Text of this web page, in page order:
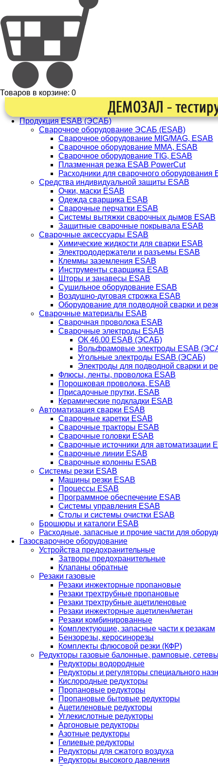
Товаров в корзине: 0
Продукция ESAB (ЭСАБ)
Сварочное оборудование ЭСАБ (ESAB)
Сварочное оборудование MIG/MAG, ESAB
Сварочное оборудование ММА, ESAB
Сварочное оборудование TIG, ESAB
Плазменная резка ESAB PowerCut
Расходники для сварочного оборудования
Средства индивидуальной защиты ESAB
Очки, маски ESAB
Одежда сварщика ESAB
Сварочные перчатки ESAB
Системы вытяжки сварочных дымов ESAB
Защитные сварочные покрывала ESAB
Сварочные аксессуары ESAB
Химические жидкости для сварки ESAB
Электрододержатели и разъемы ESAB
Клеммы заземления ESAB
Инструменты сварщика ESAB
Шторы и занавесы ESAB
Сушильное оборудование ESAB
Воздушно-дуговая строжка ESAB
Оборудование для подводной сварки и
Сварочные материалы ESAB
Сварочная проволока ESAB
Сварочные электроды ESAB
ОК 46.00 ESAB (ЭСАБ)
Вольфрамовые электроды ESAB
Угольные электроды ESAB (ЭСАБ)
Электроды для подводной сварки и
Флюсы, ленты, проволока ESAB
Порошковая проволока, ESAB
Присадочные прутки, ESAB
Керамические подкладки ESAB
Автоматизация сварки ESAB
Сварочные каретки ESAB
Сварочные тракторы ESAB
Сварочные головки ESAB
Сварочные источники для автоматизации
Сварочные линии ESAB
Сварочные колонны ESAB
Системы резки ESAB
Машины резки ESAB
Процессы ESAB
Программное обеспечение ESAB
Системы управления ESAB
Столы и системы очистки ESAB
Брошюры и каталоги ESAB
Расходные, запасные и прочие части для
Газосварочное оборудование
Устройства предохранительные
Затворы предохранительные
Клапаны обратные
Резаки газовые
Резаки инжекторные пропановые
Резаки трехтрубные пропановые
Резаки трехтрубные ацетиленовые
Резаки инжекторные ацетилен/метан
Резаки комбинированные
Комплектующие, запасные части к резакам
Бензорезы, керосинорезы
Комплекты флюсовой резки (КФР)
Редукторы газовые балонные, рамповые,
Редукторы водородные
Редукторы и регуляторы специального
Кислородные редукторы
Пропановые редукторы
Пропановые бытовые редукторы
Ацетиленовые редукторы
Углекислотные редукторы
Аргоновые редукторы
Азотные редукторы
Гелиевые редукторы
Редукторы для сжатого воздуха
Редукторы высокого давления